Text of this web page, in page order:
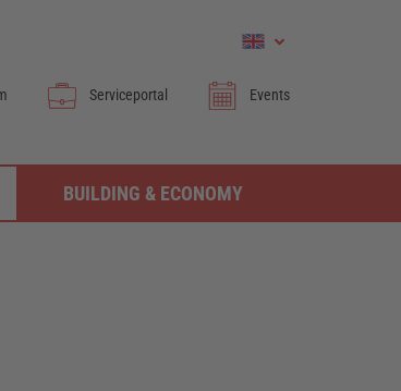
Serviceportal Events
BUILDING & ECONOMY